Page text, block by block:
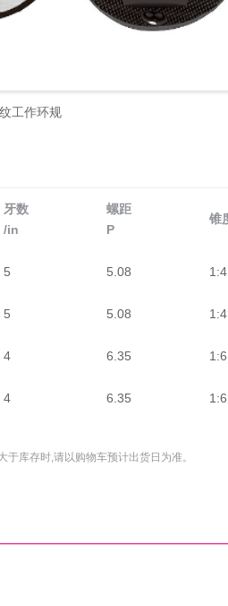
工作环规
牙数
/in
螺距
P
锥
5 5.08 1:4
5 5.08 1:4
4 6.35 1:6
4 6.35 1:6
库存时,请以购物车预计出货日为准。